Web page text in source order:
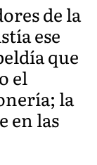
de la
ese
que
el
la
en las